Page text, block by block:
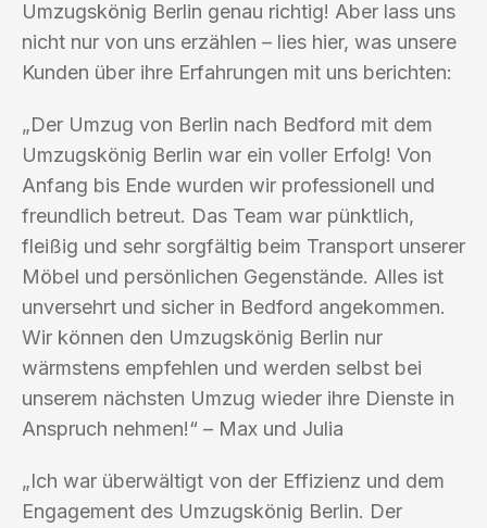
Umzugskönig Berlin genau richtig! Aber lass uns
nicht nur von uns erzählen – lies hier, was unsere
Kunden über ihre Erfahrungen mit uns berichten:
„Der Umzug von Berlin nach Bedford mit dem
Umzugskönig Berlin war ein voller Erfolg! Von
Anfang bis Ende wurden wir professionell und
freundlich betreut. Das Team war pünktlich,
fleißig und sehr sorgfältig beim Transport unserer
Möbel und persönlichen Gegenstände. Alles ist
unversehrt und sicher in Bedford angekommen.
Wir können den Umzugskönig Berlin nur
wärmstens empfehlen und werden selbst bei
unserem nächsten Umzug wieder ihre Dienste in
Anspruch nehmen!“ – Max und Julia
„Ich war überwältigt von der Effizienz und dem
Engagement des Umzugskönig Berlin. Der